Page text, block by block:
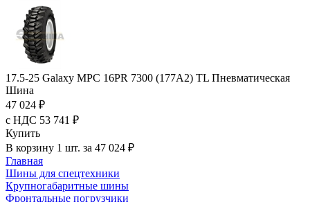
17.5-25 Galaxy MPC 16PR 7300 (177A2) TL Пневматическая
Шина
47 024 ₽
с НДС 53 741 ₽
Купить
В корзину 1 шт. за 47 024 ₽
Главная
Шины для спецтехники
Крупногабаритные шины
Фронтальные погрузчики